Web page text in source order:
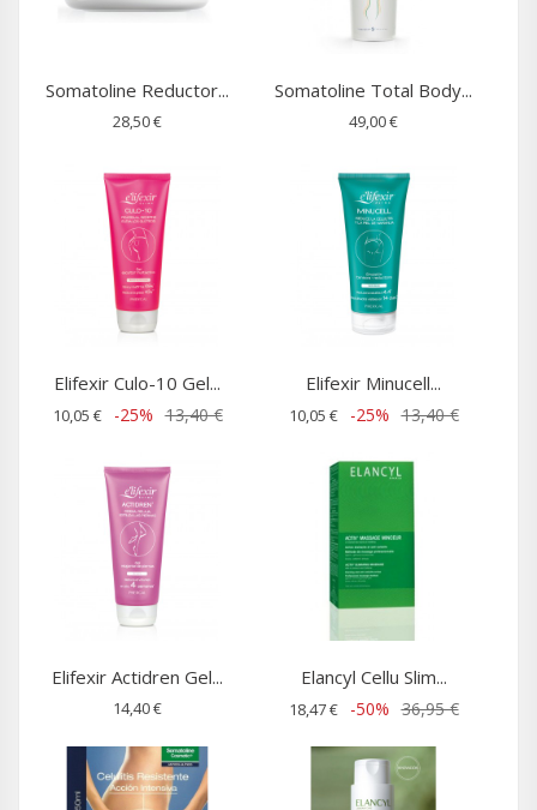
Somatoline Reductor...
28,50 €
Somatoline Total Body...
49,00 €
Elifexir Culo-10 Gel...
10,05 € -25% 13,40 €
Elifexir Minucell...
10,05 € -25% 13,40 €
Elifexir Actidren Gel...
14,40 €
Elancyl Cellu Slim...
18,47 € -50% 36,95 €